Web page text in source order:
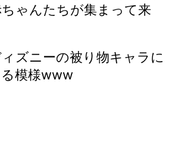
ゃんたちが集まって来
ズニーの被り物キャラに
模様www